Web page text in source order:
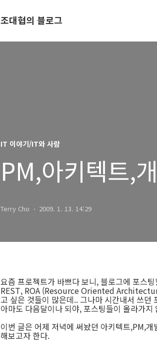
조대협의 블로그
IT 이야기/IT와 사람
PM,아키텍트,
Terry Cho 2009. 1. 13. 14:29
요즘 프로젝트가 바쁘다 보니, 블로그에 포스
REST, ROA (Resource Oriented
고 싶은 것들이 많은데.. 그나마 시간내서 쓰
아마도 다음달이나 되야, 포스팅들이 올라가지
이번 글은 어제 저녁에 써놨던 아키텍트,PM,
해보고자 한다.